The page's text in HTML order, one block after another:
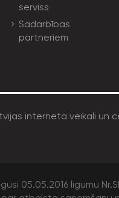
serviss
Sadarbības
partneriem
05.05.2016 līgumu